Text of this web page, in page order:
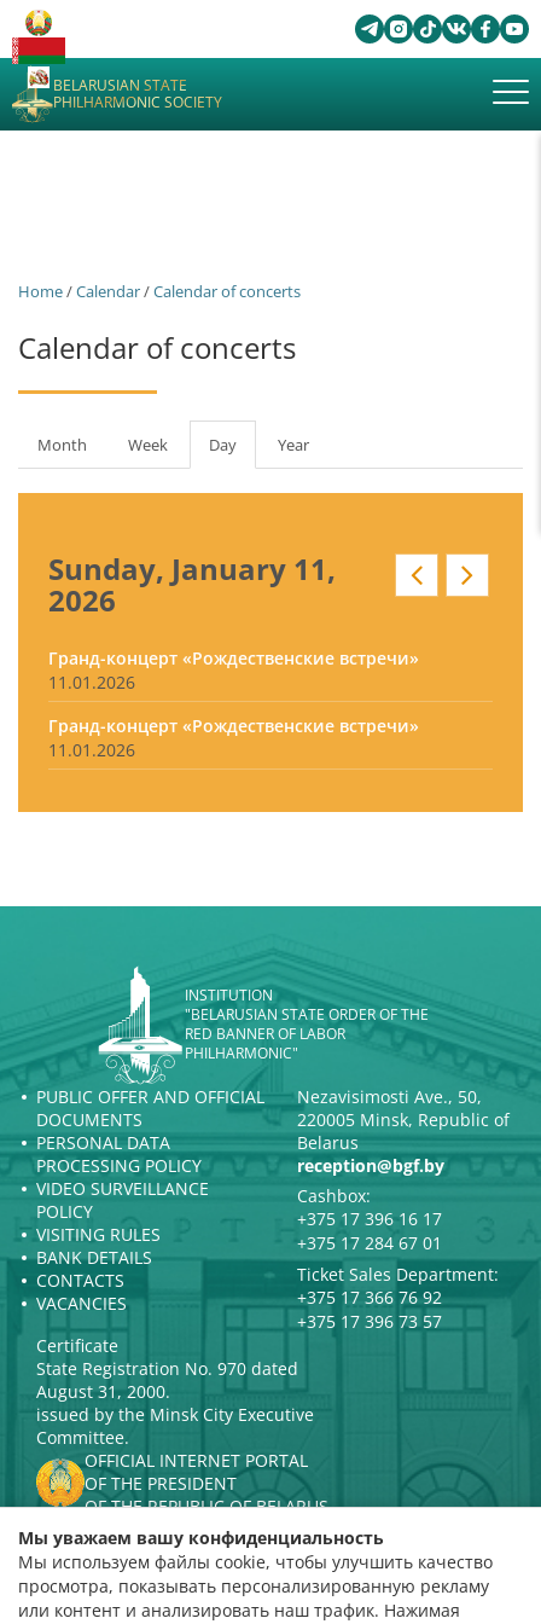
BELARUSIAN STATE
PHILHARMONIC SOCIETY
Home/Calendar/Calendar of concerts
Calendar of concerts
Primary
tabs
Month Week Day (active
tab)
Year
Sunday, January 11,
2026
Гранд-концерт «Рождественские встречи»
11.01.2026
Гранд-концерт «Рождественские встречи»
11.01.2026
INSTITUTION
"BELARUSIAN STATE ORDER OF THE
RED BANNER OF LABOR
PHILHARMONIC"
PUBLIC OFFER AND OFFICIAL
DOCUMENTS
PERSONAL DATA
PROCESSING POLICY
VIDEO SURVEILLANCE
POLICY
VISITING RULES
BANK DETAILS
CONTACTS
VACANCIES
Nezavisimosti Ave., 50,
220005 Minsk, Republic of
Belarus
reception@bgf.by
Cashbox:
+375 17 396 16 17
+375 17 284 67 01
Ticket Sales Department:
+375 17 366 76 92
+375 17 396 73 57
Certificate
State Registration No. 970 dated
August 31, 2000.
issued by the Minsk City Executive
Committee.
OFFICIAL INTERNET PORTAL
OF THE PRESIDENT
OF THE REPUBLIC OF BELARUS
MINISTRY OF CULTURE OF THE
REPUBLIC OF BELARUS
PORTAL
RATING ASSESSMENT
Мы уважаем вашу конфиденциальность
Мы используем файлы cookie, чтобы улучшить качество
просмотра, показывать персонализированную рекламу
или контент и анализировать наш трафик. Нажимая